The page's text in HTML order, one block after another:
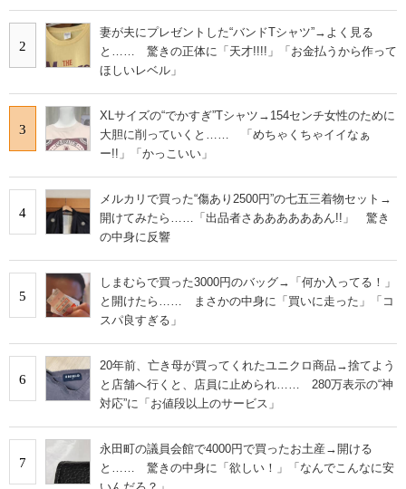
2
妻が夫にプレゼントした“バンドTシャツ”→よく見る
と…… 驚きの正体に「天才!!!!」「お金払うから作って
ほしいレベル」
3
XLサイズの“でかすぎ”Tシャツ→154センチ女性のために
大胆に削っていくと…… 「めちゃくちゃイイなぁ
ー!!」「かっこいい」
4
メルカリで買った“傷あり2500円”の七五三着物セット→
開けてみたら……「出品者さああああああん!!」 驚き
の中身に反響
5
しまむらで買った3000円のバッグ→「何か入ってる！」
と開けたら…… まさかの中身に「買いに走った」「コ
スパ良すぎる」
6
20年前、亡き母が買ってくれたユニクロ商品→捨てよう
と店舗へ行くと、店員に止められ…… 280万表示の“神
対応”に「お値段以上のサービス」
7
永田町の議員会館で4000円で買ったお土産→開ける
と…… 驚きの中身に「欲しい！」「なんでこんなに安